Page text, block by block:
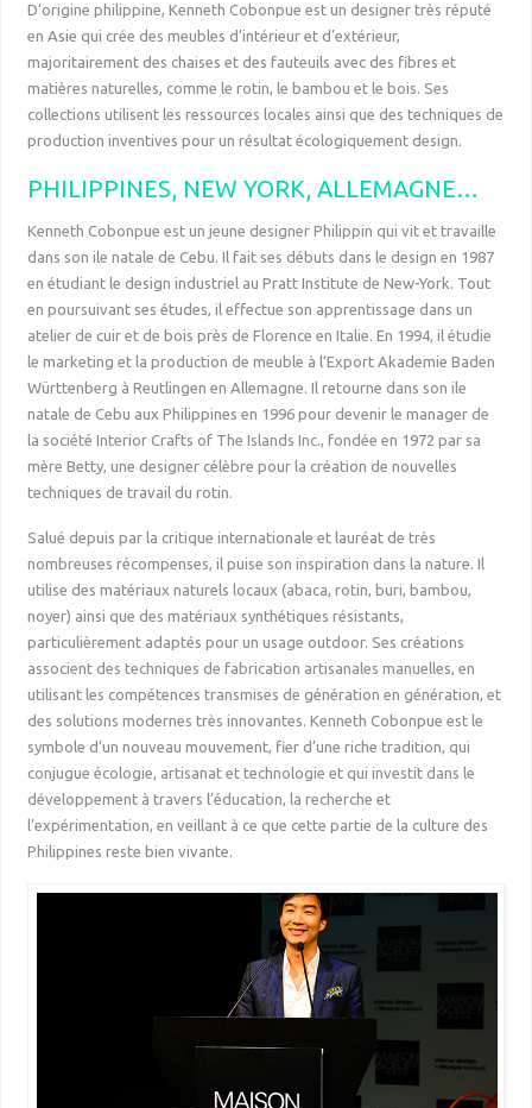
D’origine philippine, Kenneth Cobonpue est un designer très réputé
en Asie qui crée des meubles d’intérieur et d’extérieur,
majoritairement des chaises et des fauteuils avec des fibres et
matières naturelles, comme le rotin, le bambou et le bois. Ses
collections utilisent les ressources locales ainsi que des techniques de
production inventives pour un résultat écologiquement design.
PHILIPPINES, NEW YORK, ALLEMAGNE…
Kenneth Cobonpue est un jeune designer Philippin qui vit et travaille
dans son ile natale de Cebu. Il fait ses débuts dans le design en 1987
en étudiant le design industriel au Pratt Institute de New-York. Tout
en poursuivant ses études, il effectue son apprentissage dans un
atelier de cuir et de bois près de Florence en Italie. En 1994, il étudie
le marketing et la production de meuble à l’Export Akademie Baden
Württenberg à Reutlingen en Allemagne. Il retourne dans son ile
natale de Cebu aux Philippines en 1996 pour devenir le manager de
la société Interior Crafts of The Islands Inc., fondée en 1972 par sa
mère Betty, une designer célèbre pour la création de nouvelles
techniques de travail du rotin.
Salué depuis par la critique internationale et lauréat de très
nombreuses récompenses, il puise son inspiration dans la nature. Il
utilise des matériaux naturels locaux (abaca, rotin, buri, bambou,
noyer) ainsi que des matériaux synthétiques résistants,
particulièrement adaptés pour un usage outdoor. Ses créations
associent des techniques de fabrication artisanales manuelles, en
utilisant les compétences transmises de génération en génération, et
des solutions modernes très innovantes. Kenneth Cobonpue est le
symbole d’un nouveau mouvement, fier d’une riche tradition, qui
conjugue écologie, artisanat et technologie et qui investit dans le
développement à travers l’éducation, la recherche et
l’expérimentation, en veillant à ce que cette partie de la culture des
Philippines reste bien vivante.